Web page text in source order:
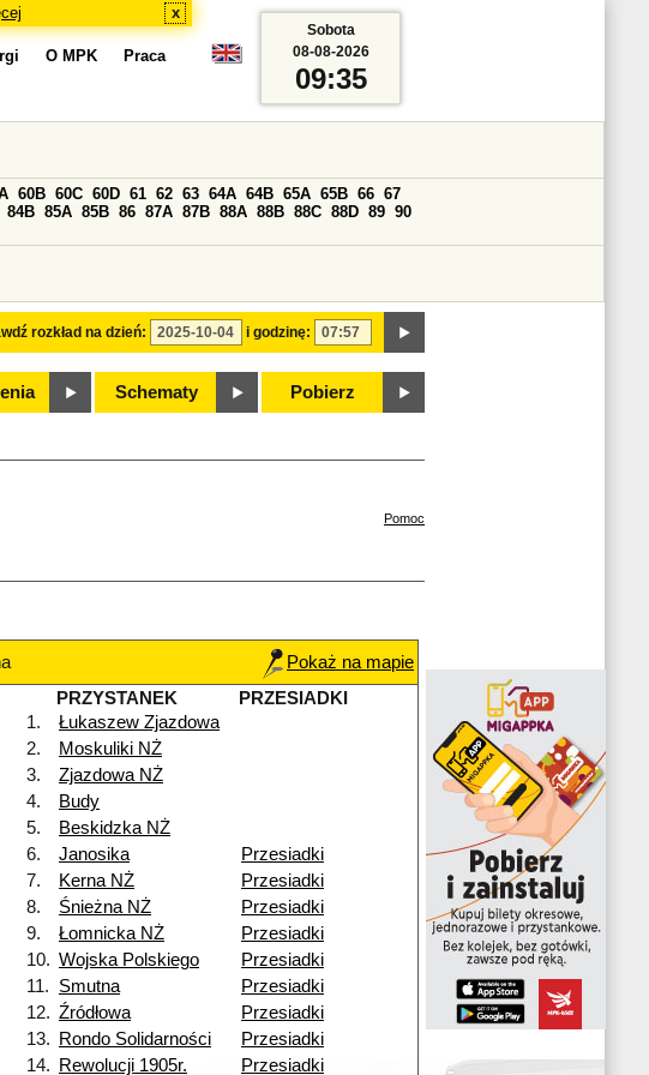
x
O MPK Praca
rozkład na dzień: i godzinę:
60B 60C 60D 61 62 63 64A 64B 65A 65B 66 67
84B 85A 85B 86 87A 87B 88A 88B 88C 88D 89 90
Schematy Pobierz
Sobota
08-08-2026
09:35
Pomoc
Pokaż na mapie
PRZYSTANEK
PRZESIADKI
1.
Łukaszew Zjazdowa
2.
Moskuliki NŻ
3.
Zjazdowa NŻ
4.
Budy
5.
Beskidzka NŻ
6. Janosika
Przesiadki
7. Kerna NŻ
Przesiadki
8. Śnieżna NŻ
Przesiadki
9. Łomnicka NŻ
Przesiadki
10. Wojska Polskiego
Przesiadki
11. Smutna
Przesiadki
12. Źródłowa
Przesiadki
13. Rondo Solidarności
Przesiadki
14. Rewolucji 1905r. Przesiadki